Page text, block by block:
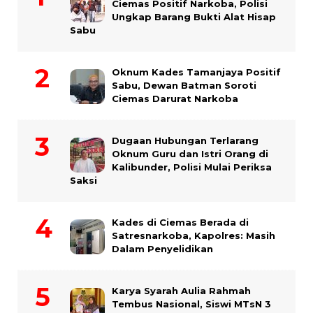
Ciemas Positif Narkoba, Polisi
Ungkap Barang Bukti Alat Hisap
Sabu
Oknum Kades Tamanjaya Positif
Sabu, Dewan Batman Soroti
Ciemas Darurat Narkoba
Dugaan Hubungan Terlarang
Oknum Guru dan Istri Orang di
Kalibunder, Polisi Mulai Periksa
Saksi
Kades di Ciemas Berada di
Satresnarkoba, Kapolres: Masih
Dalam Penyelidikan
Karya Syarah Aulia Rahmah
Tembus Nasional, Siswi MTsN 3